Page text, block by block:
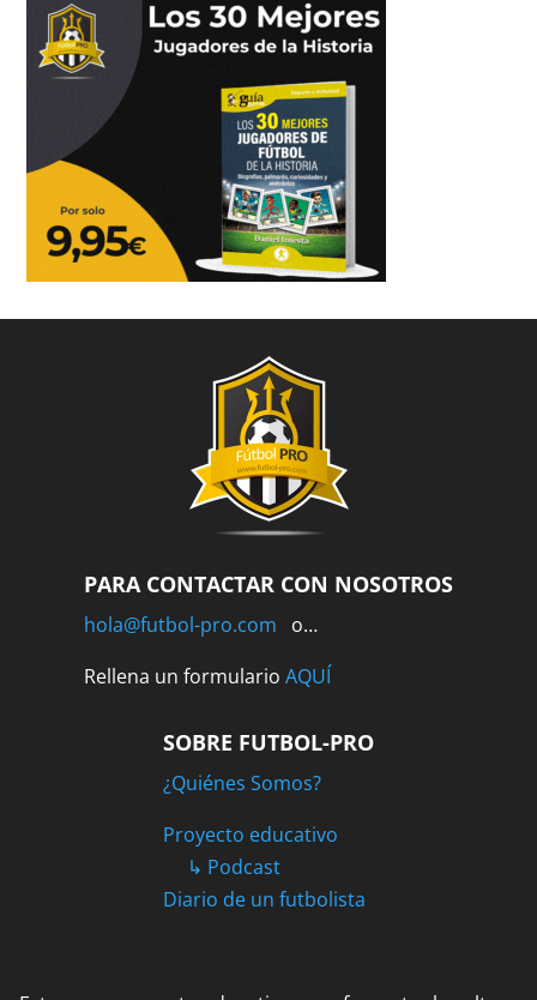
PARA CONTACTAR CON NOSOTROS
hola@futbol-pro.com o…
Rellena un formulario AQUÍ
SOBRE FUTBOL-PRO
¿Quiénes Somos?
Proyecto educativo
↳ Podcast
Diario de un futbolista